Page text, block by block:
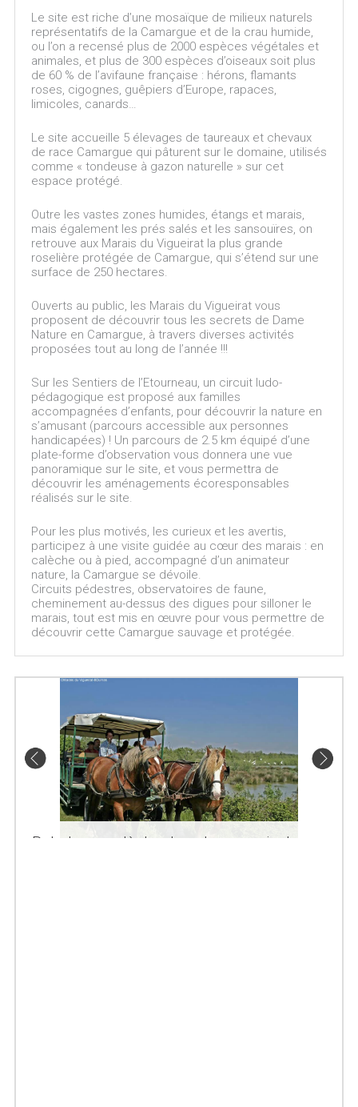
Le site est riche d’une mosaïque de milieux naturels
représentatifs de la Camargue et de la crau humide,
ou l’on a recensé plus de 2000 espèces végétales et
animales, et plus de 300 espèces d’oiseaux soit plus
de 60 % de l’avifaune française : hérons, flamants
roses, cigognes, guêpiers d’Europe, rapaces,
limicoles, canards…
Le site accueille 5 élevages de taureaux et chevaux
de race Camargue qui pâturent sur le domaine, utilisés
comme « tondeuse à gazon naturelle » sur cet
espace protégé.
Outre les vastes zones humides, étangs et marais,
mais également les prés salés et les sansouïres, on
retrouve aux Marais du Vigueirat la plus grande
roselière protégée de Camargue, qui s’étend sur une
surface de 250 hectares.
Ouverts au public, les Marais du Vigueirat vous
proposent de découvrir tous les secrets de Dame
Nature en Camargue, à travers diverses activités
proposées tout au long de l’année !!!
Sur les Sentiers de l’Etourneau, un circuit ludo-
pédagogique est proposé aux familles
accompagnées d’enfants, pour découvrir la nature en
s’amusant (parcours accessible aux personnes
handicapées) ! Un parcours de 2.5 km équipé d’une
plate-forme d’observation vous donnera une vue
panoramique sur le site, et vous permettra de
découvrir les aménagements écoresponsables
réalisés sur le site.
Pour les plus motivés, les curieux et les avertis,
participez à une visite guidée au cœur des marais : en
calèche ou à pied, accompagné d’un animateur
nature, la Camargue se dévoile.
Circuits pédestres, observatoires de faune,
cheminement au-dessus des digues pour silloner le
marais, tout est mis en œuvre pour vous permettre de
découvrir cette Camargue sauvage et protégée.
Balade en calèche dans les marais du